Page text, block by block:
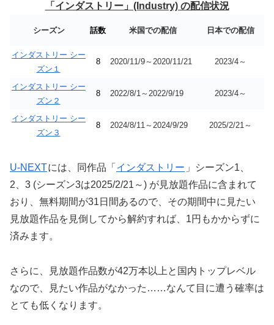
「インダストリー」(Industry) の配信状況
シーズン 話数 米国での配信 日本での配信
インダストリー シー
ズン１
8 2020/11/9～2020/11/21 2023/4～
インダストリー シー
ズン２
8 2022/8/1～2022/9/19 2023/4～
インダストリー シー
ズン３
8 2024/8/11～2024/9/29 2025/2/21～
U-NEXTには、同作品「 インダストリー 」シーズン1、
2、3 (シーズン3は2025/2/21～) が見放題作品に含まれて
おり、無料期間が31日間あるので、その期間中に見たい
見放題作品を見倒してから解約すれば、1円もかからずに
済みます。
さらに、見放題作品数が42万本以上と国内トップレベル
なので、見たい作品がなかった……なんて目に遭う確率は
とても低くなります。